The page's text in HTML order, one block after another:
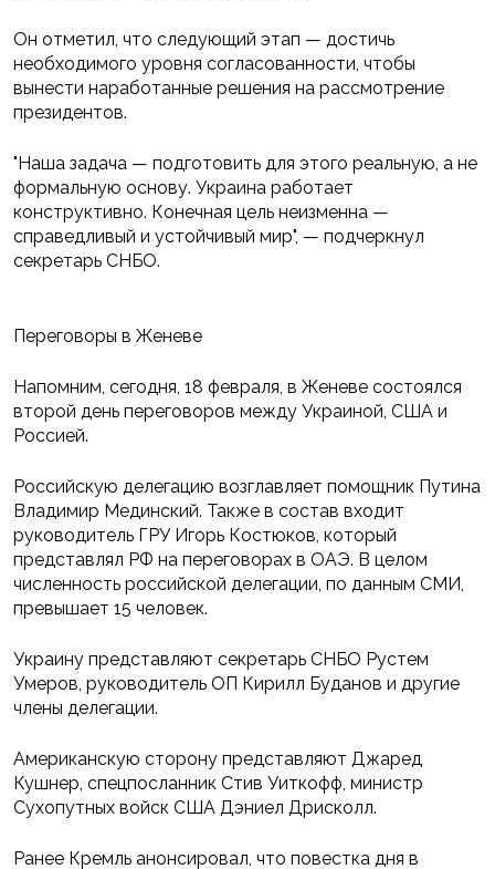
Он отметил, что следующий этап — достичь
необходимого уровня согласованности, чтобы
вынести наработанные решения на рассмотрение
президентов.
"Наша задача — подготовить для этого реальную, а не
формальную основу. Украина работает
конструктивно. Конечная цель неизменна —
справедливый и устойчивый мир", — подчеркнул
секретарь СНБО.
Переговоры в Женеве
Напомним, сегодня, 18 февраля, в Женеве состоялся
второй день переговоров между Украиной, США и
Россией.
Российскую делегацию возглавляет помощник Путина
Владимир Мединский. Также в состав входит
руководитель ГРУ Игорь Костюков, который
представлял РФ на переговорах в ОАЭ. В целом
численность российской делегации, по данным СМИ,
превышает 15 человек.
Украину представляют секретарь СНБО Рустем
Умеров, руководитель ОП Кирилл Буданов и другие
члены делегации.
Американскую сторону представляют Джаред
Кушнер, спецпосланник Стив Уиткофф, министр
Сухопутных войск США Дэниел Дрисколл.
Ранее Кремль анонсировал, что повестка дня в